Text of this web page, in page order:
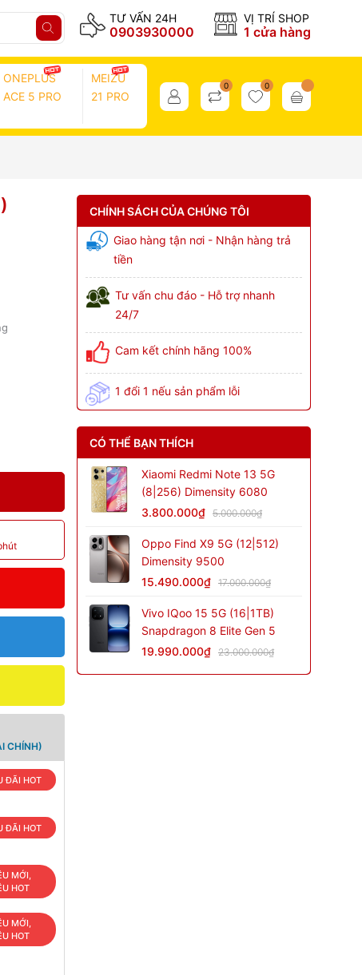
TƯ VẤN 24H
0903930000
VỊ TRÍ SHOP
1 cửa hàng
ONEPLUS
ACE 5 PRO
MEIZU
21 PRO
0 0
CHÍNH)
ĐÃI HOT
ĐÃI HOT
MỚI,
HOT
MỚI,
HOT
CHÍNH SÁCH CỦA CHÚNG TÔI
Giao hàng tận nơi - Nhận hàng trả
tiền
Tư vấn chu đáo - Hỗ trợ nhanh
24/7
Cam kết chính hãng 100%
1 đổi 1 nếu sản phẩm lỗi
CÓ THỂ BẠN THÍCH
Xiaomi Redmi Note 13 5G
(8|256) Dimensity 6080
3.800.000₫ 5.000.000₫
Oppo Find X9 5G (12|512)
Dimensity 9500
15.490.000₫ 17.000.000₫
Vivo IQoo 15 5G (16|1TB)
Snapdragon 8 Elite Gen 5
19.990.000₫ 23.000.000₫